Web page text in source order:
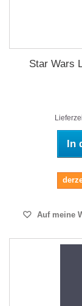
Star Wars
In
Auf meine